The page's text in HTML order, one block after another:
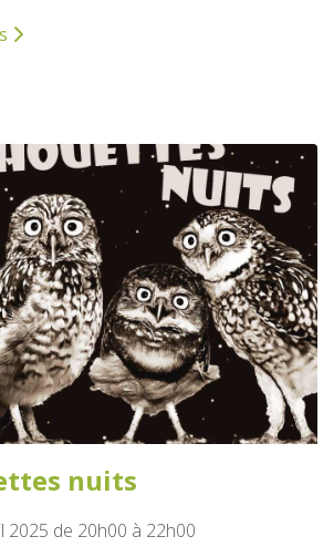
nuits
2025 de 20h00 à 22h00